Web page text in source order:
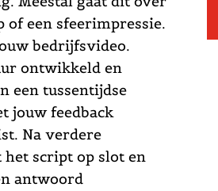
of een sfeerimpressie.
bedrijfsvideo.
ontwikkeld en
een tussentijdse
jouw feedback
Na verdere
het script op slot en
antwoord